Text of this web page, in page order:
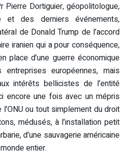
Pierre Dortiguier, géopolitologue,
des derniers événements,
de Donald Trump de l’accord
iranien qui a pour conséquence,
place d’une guerre économique
européennes, mais
intérêts bellicistes de l’entité
encore une fois avec un mépris
ou tout simplement du droit
médusés, à l’installation petit
d’une sauvagerie américaine
entier.